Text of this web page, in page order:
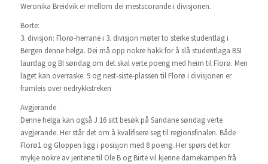
Weronika Breidvik er mellom dei mestscorande i divisjonen.
Borte:
3. divisjon: Florø-herrane i 3. divisjon møter to sterke studentlag i
Bergen denne helga. Dei må opp nokre hakk for å slå studentlaga BSI
laurdag og BI søndag om det skal verte poeng med heim til Florø. Men
laget kan overraske. 9 og nest-siste-plassen til Florø i divisjonen er
framleis over nedrykkstreken
Avgjerande
Denne helga kan også J 16 sitt besøk på Sandane søndag verte
avgjerande. Her står det om å kvalifisere seg til regionsfinalen. Både
Florø1 og Gloppen ligg i posisjon med 8 poeng. Her spørs det kor
mykje nokre av jentene til Ole B og Birte vil kjenne damekampen frå